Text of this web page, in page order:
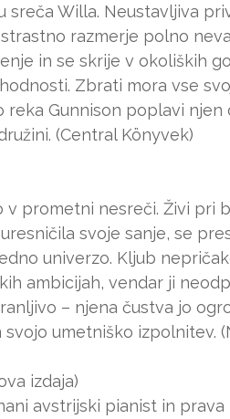
sreča Willa. Neustavljiva
razmerje polno
in se skrije v okoliških
Zbrati mora vse
Gunnison poplavi njen
(Central Könyvek)
v prometni nesreči. Živi pri
svoje sanje, se
univerzo. Kljub
ambicijah, vendar ji
– njena čustva jo
umetniško izpolnitev.
izdaja)
avstrijski pianist in